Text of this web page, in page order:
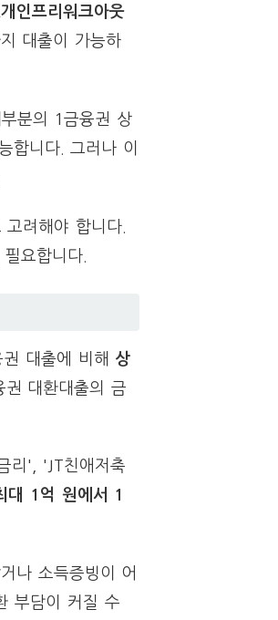
인프리워크아웃
대출이 가능하
분의 1금융권 상
합니다. 그러나 이
려해야 합니다.
요합니다.
대출에 비해 상
대환대출의 금
리', 'JT친애저축
대 1억 원에서 1
나 소득증빙이 어
부담이 커질 수